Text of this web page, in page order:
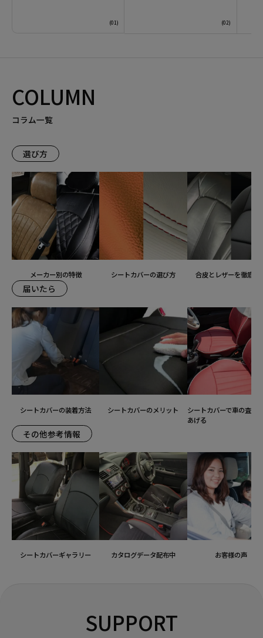
COLUMN
コラム一覧
選び方
メーカー別の特徴 シートカバーの選び方 合皮とレザーを徹底比
届いたら
シートカバーの装着方法 シートカバーのメリット
シートカバーで車の査定
あげる
その他参考情報
シートカバーギャラリー カタログデータ配布中 お客様の声
SUPPORT